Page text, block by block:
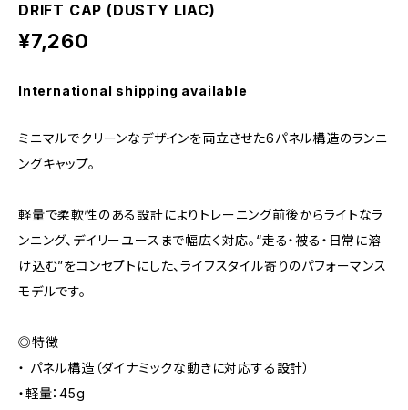
DRIFT CAP (DUSTY LIAC)
¥7,260
International shipping available
ミニマルでクリーンなデザインを両立させた6パネル構造のランニ
ングキャップ。
軽量で柔軟性のある設計によりトレーニング前後からライトなラ
ンニング、デイリーユースまで幅広く対応。“走る・被る・日常に溶
け込む”をコンセプトにした、ライフスタイル寄りのパフォーマンス
モデルです。
◎特徴
・ パネル構造（ダイナミックな動きに対応する設計）
・軽量：45g